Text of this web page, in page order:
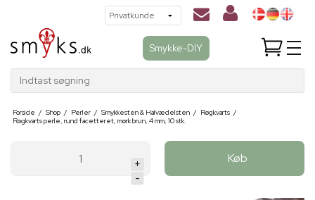
Smykke-DIY
Indtast søgning
Forside / Shop / Perler / Smykkesten & Halvædelsten / Røgkvarts /
Røgkvarts perle, rund facetteret, mørk brun, 4 mm, 10 stk.
+
-
Køb